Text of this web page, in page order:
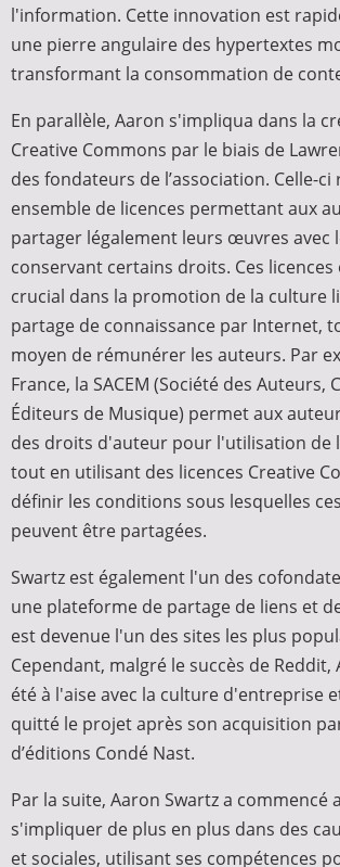
l'information. Cette innovation est
une pierre angulaire des hypertextes
transformant la consommation de
En parallèle, Aaron s'impliqua dans la
Creative Commons par le biais de
des fondateurs de l’association. Celle-
ensemble de licences permettant aux
partager légalement leurs œuvres avec
conservant certains droits. Ces
crucial dans la promotion de la culture
partage de connaissance par Internet,
moyen de rémunérer les auteurs. Par
France, la SACEM (Société des Auteurs,
Éditeurs de Musique) permet aux
des droits d'auteur pour l'utilisation de
tout en utilisant des licences Creative
définir les conditions sous lesquelles
peuvent être partagées.
Swartz est également l'un des
une plateforme de partage de liens et
est devenue l'un des sites les plus
Cependant, malgré le succès de Reddit,
été à l'aise avec la culture d'entreprise
quitté le projet après son acquisition
d’éditions Condé Nast.
Par la suite, Aaron Swartz a commencé
s'impliquer de plus en plus dans des
et sociales, utilisant ses compétences